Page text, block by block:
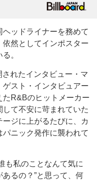
ッドライナーを務めて
然としてインポスター
。
れたインタビュー・マ
スト・インタビュアー
R&Bのヒットメーカー
て不安に苛まれていた
ジに上がるたびに、カ
ニック発作に襲われて
も私のことなんて気に
るの？”と思って、何